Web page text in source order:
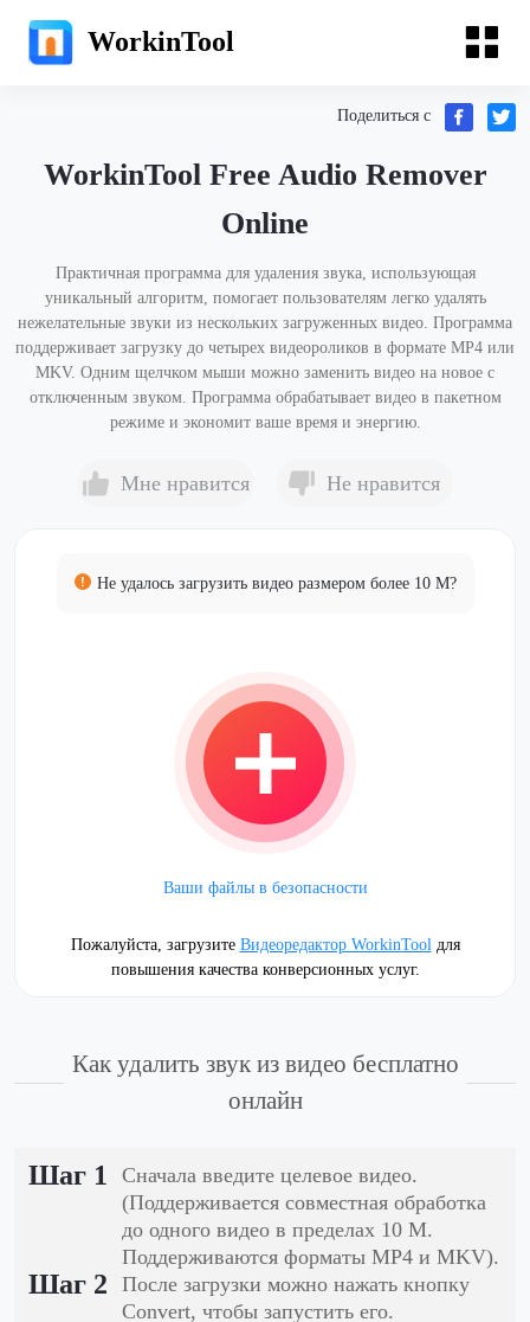
WorkinTool
Поделиться с
WorkinTool Free Audio Remover
Online
Практичная программа для удаления звука, использующая
уникальный алгоритм, помогает пользователям легко удалять
нежелательные звуки из нескольких загруженных видео. Программа
поддерживает загрузку до четырех видеороликов в формате MP4 или
MKV. Одним щелчком мыши можно заменить видео на новое с
отключенным звуком. Программа обрабатывает видео в пакетном
режиме и экономит ваше время и энергию.
Мне нравится Не нравится
Не удалось загрузить видео размером более 10 М?
Ваши файлы в безопасности
Пожалуйста, загрузите Видеоредактор WorkinTool для
повышения качества конверсионных услуг.
Как удалить звук из видео бесплатно
онлайн
Шаг 1
Сначала введите целевое видео.
(Поддерживается совместная обработка
до одного видео в пределах 10 М.
Поддерживаются форматы MP4 и MKV).
Шаг 2
После загрузки можно нажать кнопку
Convert, чтобы запустить его.